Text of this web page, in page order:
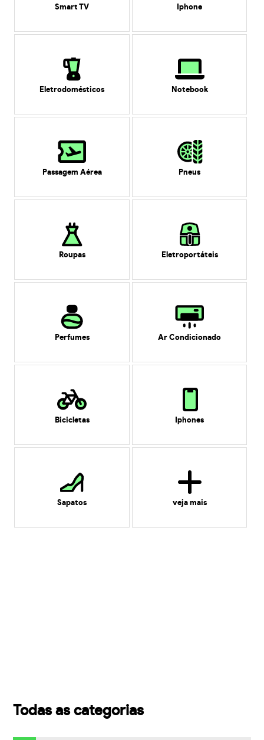
Smart TV Iphone
Eletrodomésticos Notebook
Passagem Aérea Pneus
Roupas Eletroportáteis
Perfumes Ar Condicionado
Bicicletas Iphones
Sapatos veja mais
Todas as categorias